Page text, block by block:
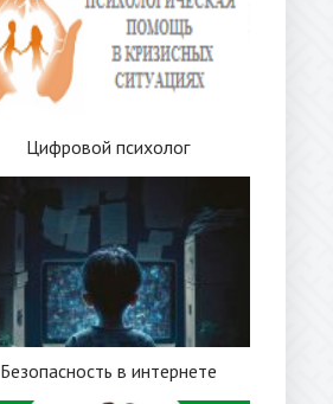
Цифровой психолог
Безопасность в интернете